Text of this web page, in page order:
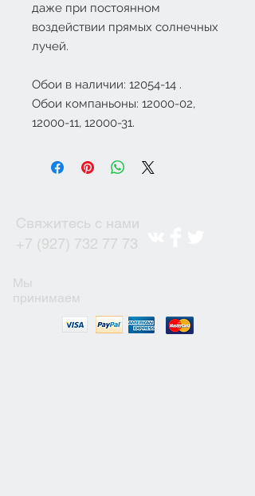
даже при постоянном
воздействии прямых солнечных
лучей.
Обои в наличии: 12054-14 .
Обои компаньоны: 12000-02,
12000-11, 12000-31.
Свяжитесь с нами
+7 (927) 732 77 73
Мы
принимаем